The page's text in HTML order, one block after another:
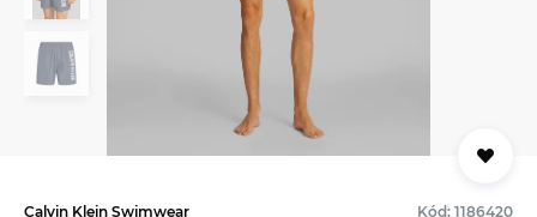
Calvin Klein Swimwear Kód: 1186420